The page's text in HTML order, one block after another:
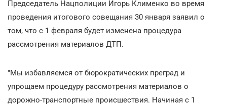
Председатель Нацполиции Игорь Клименко во время
проведения итогового совещания 30 января заявил о
том, что с 1 февраля будет изменена процедура
рассмотрения материалов ДТП.
"Мы избавляемся от бюрократических преград и
упрощаем процедуру рассмотрения материалов о
дорожно-транспортные происшествия. Начиная с 1